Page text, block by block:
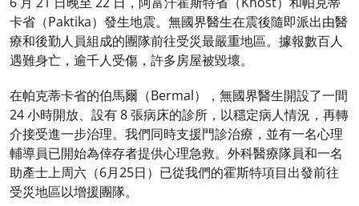
卡省（Paktika）發生地震。無國界醫生在震後隨即派出由醫
療和後勤人員組成的團隊前往受災最嚴重地區。據報數百人
遇難身亡，逾千人受傷，許多房屋被毀壞。
在帕克蒂卡省的伯馬爾（Bermal），無國界醫生開設了一間
24 小時開放、設有 8 張病床的診所，以穩定病人情況，再轉
介接受進一步治理。我們同時支援門診治療，並有一名心理
輔導員已開始為倖存者提供心理急救。外科醫療隊員和一名
助產士上周六（6月25日）已從我們的霍斯特項目出發前往
受災地區以增援團隊。